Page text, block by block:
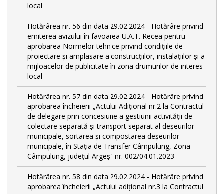
local
Hotărârea nr. 56 din data 29.02.2024 - Hotărâre privind
emiterea avizului în favoarea U.A.T. Recea pentru
aprobarea Normelor tehnice privind condiţiile de
proiectare şi amplasare a construcţiilor, instalaţiilor şi a
mijloacelor de publicitate în zona drumurilor de interes
local
Hotărârea nr. 57 din data 29.02.2024 - Hotărâre privind
aprobarea încheierii „Actului Adițional nr.2 la Contractul
de delegare prin concesiune a gestiunii activității de
colectare separată și transport separat al deşeurilor
municipale, sortarea și compostarea deșeurilor
municipale, în Stația de Transfer Câmpulung, Zona
Câmpulung, județul Argeș" nr. 002/04.01.2023
Hotărârea nr. 58 din data 29.02.2024 - Hotărâre privind
aprobarea încheierii „Actului adițional nr.3 la Contractul